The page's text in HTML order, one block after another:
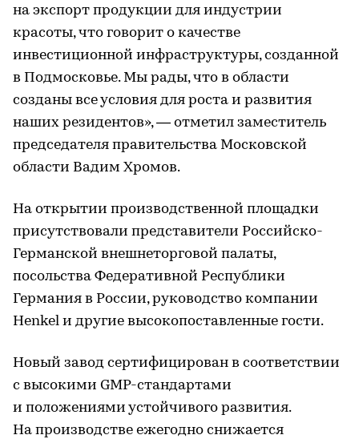
на экспорт продукции для индустрии
красоты, что говорит о качестве
инвестиционной инфраструктуры, созданной
в Подмосковье. Мы рады, что в области
созданы все условия для роста и развития
наших резидентов», — отметил заместитель
председателя правительства Московской
области Вадим Хромов.
На открытии производственной площадки
присутствовали представители Российско-
Германской внешнеторговой палаты,
посольства Федеративной Республики
Германия в России, руководство компании
Henkel и другие высокопоставленные гости.
Новый завод сертифицирован в соответствии
с высокими GMP-стандартами
и положениями устойчивого развития.
На производстве ежегодно снижается